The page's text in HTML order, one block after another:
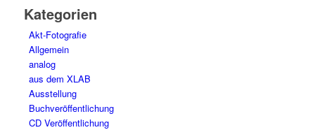
Kategorien
Akt-Fotografie
Allgemein
analog
aus dem XLAB
Ausstellung
Buchveröffentlichung
CD Veröffentlichung